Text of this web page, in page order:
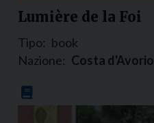
Lumière de la Foi
Tipo: book
Nazione: Costa d'Avorio